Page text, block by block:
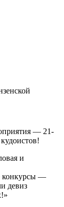
— 21-
и
конкурсы —
девиз